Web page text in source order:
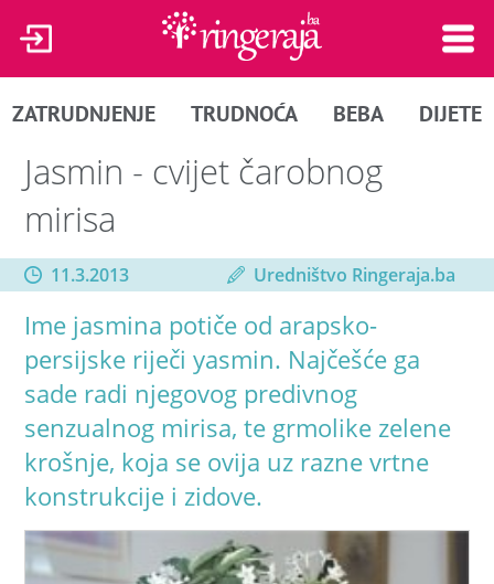
ZATRUDNJENJE TRUDNOĆA BEBA DIJETE
Jasmin - cvijet čarobnog
mirisa
11.3.2013 Uredništvo Ringeraja.ba
Ime jasmina potiče od arapsko-
persijske riječi yasmin. Najčešće ga
sade radi njegovog predivnog
senzualnog mirisa, te grmolike zelene
krošnje, koja se ovija uz razne vrtne
konstrukcije i zidove.